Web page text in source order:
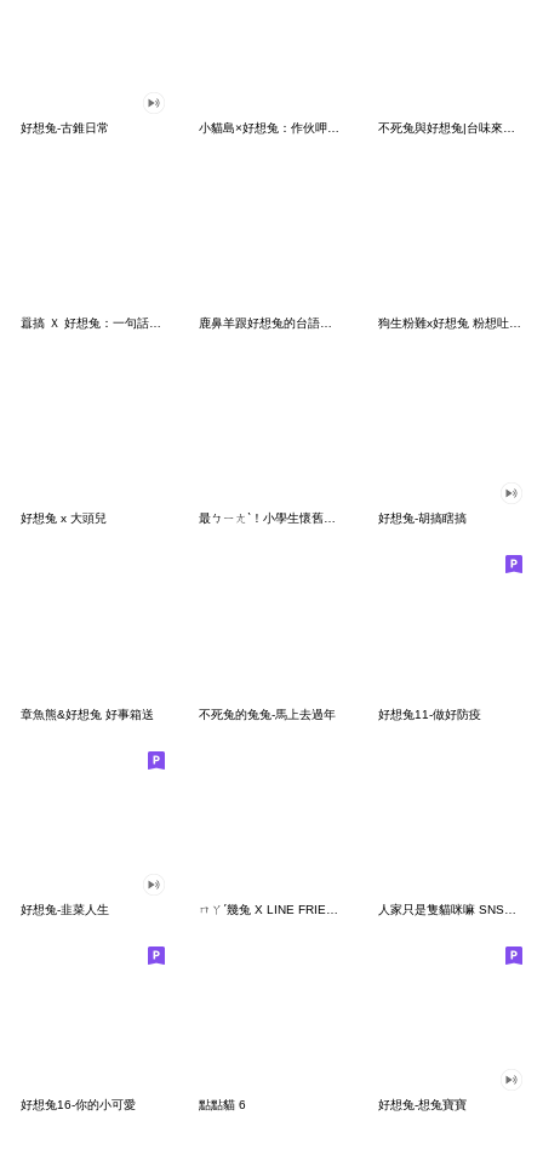
好想兔-古錐日常 不死兔與好想兔|台味來作伙
狗生粉難x好想兔 粉想吐的內心小劇場
好想兔 x 大頭兒 最ㄅㄧㄤˋ！小學生懷舊流行語 - Furry Zoo 好想兔-胡搞瞎搞
章魚熊&好想兔 好事箱送 不死兔的兔兔-馬上去過年 好想兔11-做好防疫
好想兔-韭菜人生 人家只是隻貓咪嘛 SNS精選集
好想兔16-你的小可愛 點點貓 6 好想兔-想兔寶寶